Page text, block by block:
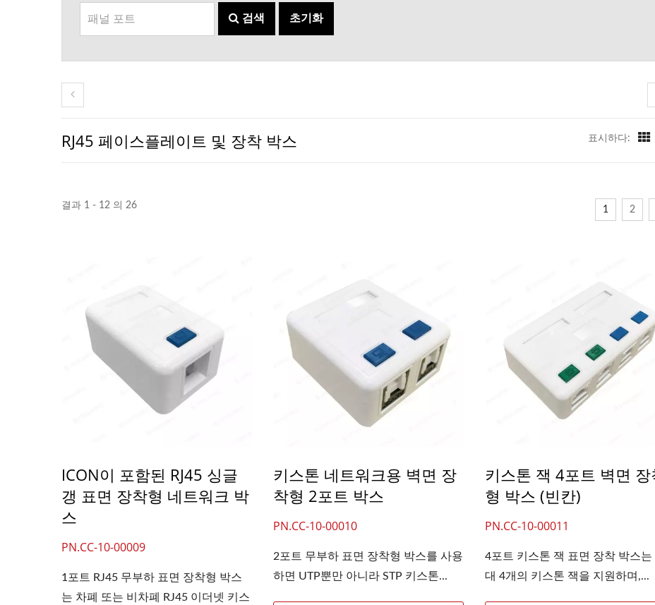
검색 초기화
RJ45 페이스플레이트 및 장착 박스 표시하다:
결과 1 - 12 의 26 1 2
ICON이 포함된 RJ45 싱글
갱 표면 장착형 네트워크 박
스
PN.CC-10-00009
1포트 RJ45 무부하 표면 장착형 박스
는 차폐 또는 비차폐 RJ45 이더넷 키스
키스톤 네트워크용 벽면 장
착형 2포트 박스
PN.CC-10-00010
2포트 무부하 표면 장착형 박스를 사용
하면 UTP뿐만 아니라 STP 키스톤...
키스톤 잭 4포트 벽면 장
형 박스 (빈칸)
PN.CC-10-00011
4포트 키스톤 잭 표면 장착 박스는
대 4개의 키스톤 잭을 지원하며,...